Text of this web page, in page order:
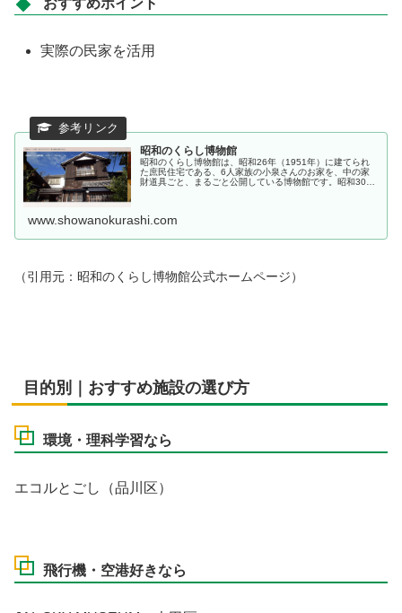
おすすめポイント
実際の民家を活用
昭和のくらし博物館
昭和のくらし博物館は、昭和26年（1951年）に建てられ
た庶民住宅である、6人家族の小泉さんのお家を、中の家
財道具ごと、まるごと公開している博物館です。昭和30年
www.showanokurashi.com
（引用元：昭和のくらし博物館公式ホームページ）
目的別｜おすすめ施設の選び方
環境・理科学習なら
エコルとごし（品川区）
飛行機・空港好きなら